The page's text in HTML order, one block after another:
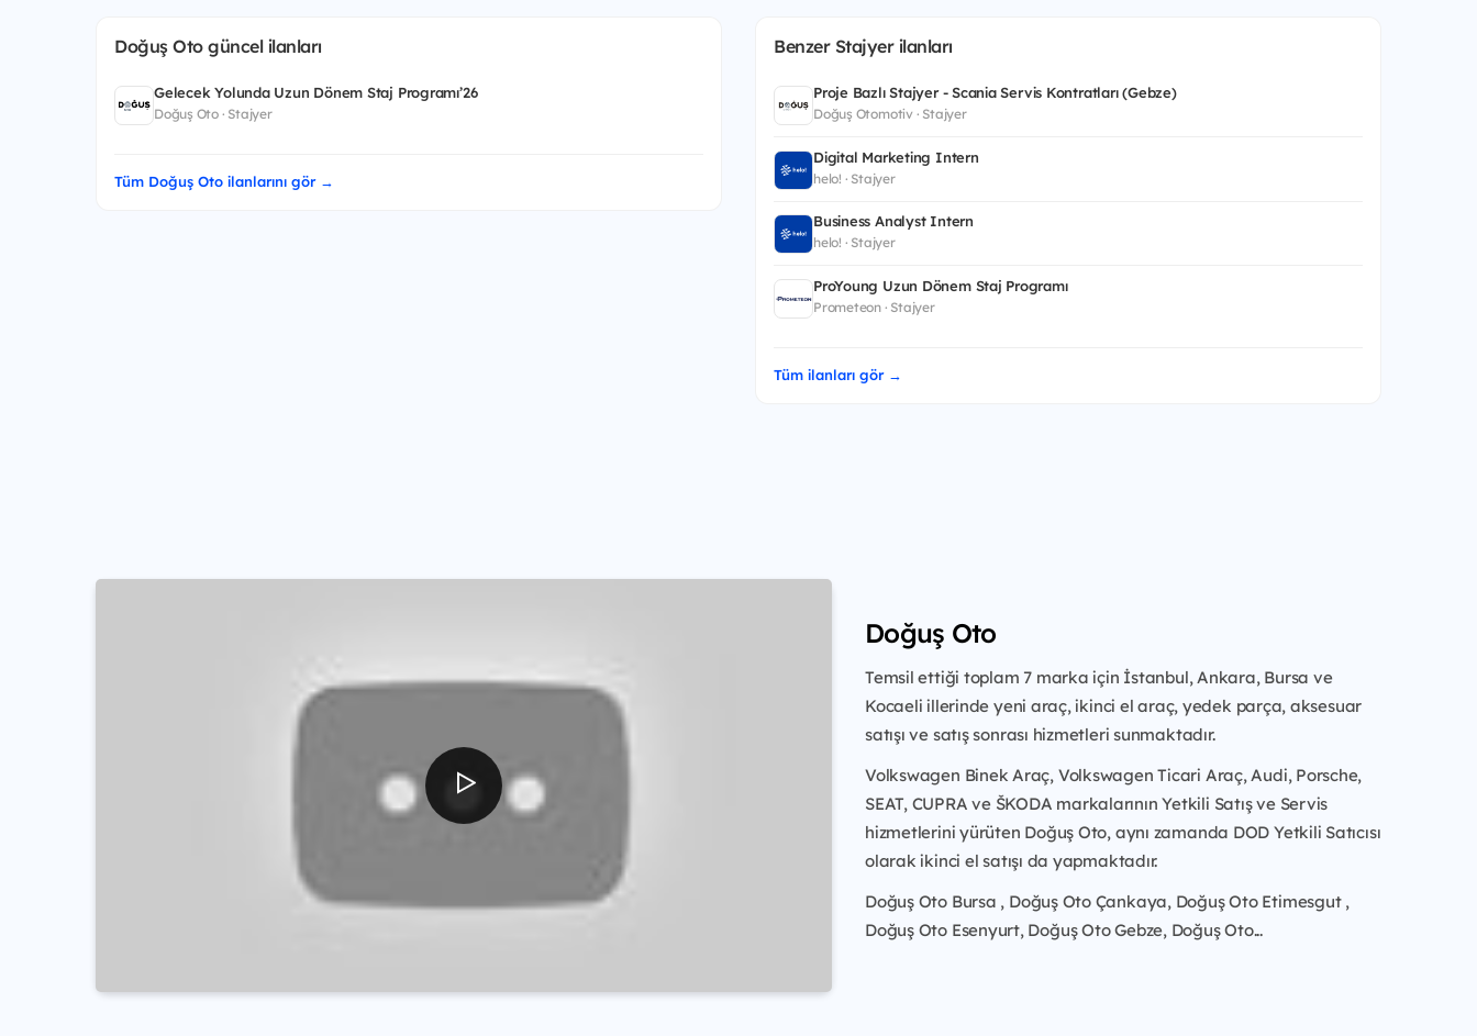
Doğuş Oto güncel ilanları
Gelecek Yolunda Uzun Dönem Staj Programı’26
Doğuş Oto · Stajyer
Tüm Doğuş Oto ilanlarını gör →
Benzer Stajyer ilanları
Proje Bazlı Stajyer - Scania Servis Kontratları (Gebze)
Doğuş Otomotiv · Stajyer
Digital Marketing Intern
helo! · Stajyer
Business Analyst Intern
helo! · Stajyer
ProYoung Uzun Dönem Staj Programı
Prometeon · Stajyer
Tüm ilanları gör →
Doğuş Oto
Temsil ettiği toplam 7 marka için İstanbul, Ankara, Bursa ve
Kocaeli illerinde yeni araç, ikinci el araç, yedek parça, aksesuar
satışı ve satış sonrası hizmetleri sunmaktadır.
Volkswagen Binek Araç, Volkswagen Ticari Araç, Audi, Porsche,
SEAT, CUPRA ve ŠKODA markalarının Yetkili Satış ve Servis
hizmetlerini yürüten Doğuş Oto, aynı zamanda DOD Yetkili Satıcısı
olarak ikinci el satışı da yapmaktadır.
Doğuş Oto Bursa , Doğuş Oto Çankaya, Doğuş Oto Etimesgut ,
Doğuş Oto Esenyurt, Doğuş Oto Gebze, Doğuş Oto...